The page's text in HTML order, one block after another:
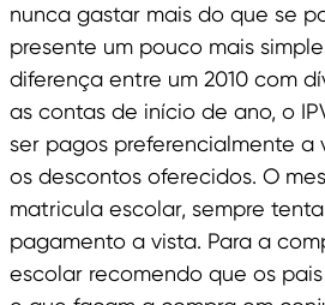
nunca gastar mais do que se
presente um pouco mais
diferença entre um 2010 com
as contas de início de ano, o
ser pagos preferencialmente a
os descontos oferecidos. O
matricula escolar, sempre
pagamento a vista. Para a
escolar recomendo que os